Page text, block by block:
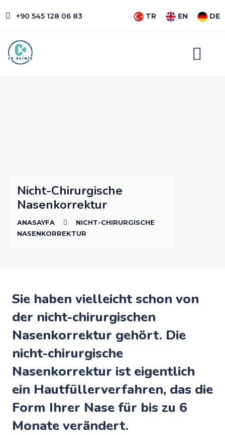
+90 545 128 06 83 TR EN DE
Nicht-Chirurgische
Nasenkorrektur
ANASAYFA
NICHT-CHIRURGISCHE
NASENKORREKTUR
Sie haben vielleicht schon von
der nicht-chirurgischen
Nasenkorrektur gehört. Die
nicht-chirurgische
Nasenkorrektur ist eigentlich
ein Hautfüllerverfahren, das die
Form Ihrer Nase für bis zu 6
Monate verändert.